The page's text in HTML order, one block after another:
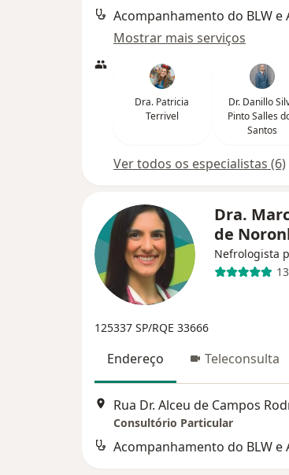
Mostrar mais serviços
Dra. Patricia
Terrivel
Dr. Danillo
Pinto Salles
Santos
Ver todos os especialistas (6)
Dra.
de
Nefrologista
125337 SP/RQE 33666
Endereço Teleconsulta
Consultório Particular